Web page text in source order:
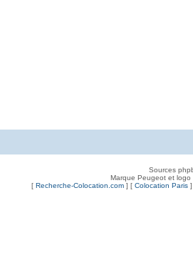
Sources
Marque Peugeot et
[ Recherche-Colocation.com ] [ Colocation Paris